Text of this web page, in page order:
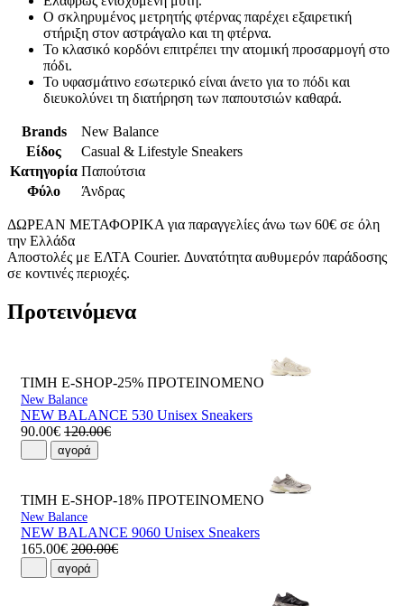
Ο σκληρυμένος μετρητής φτέρνας παρέχει εξαιρετική
στήριξη στον αστράγαλο και τη φτέρνα.
Το κλασικό κορδόνι επιτρέπει την ατομική προσαρμογή στο
πόδι.
Το υφασμάτινο εσωτερικό είναι άνετο για το πόδι και
διευκολύνει τη διατήρηση των παπουτσιών καθαρά.
Brands
New Balance
Είδος
Casual & Lifestyle Sneakers
Κατηγορία Παπούτσια
Φύλο
Άνδρας
ΔΩΡΕΑΝ ΜΕΤΑΦΟΡΙΚΑ για παραγγελίες άνω των 60€ σε όλη
την Ελλάδα
Αποστολές με ΕΛΤΑ Courier. Δυνατότητα αυθυμερόν παράδοσης
σε κοντινές περιοχές.
Προτεινόμενα
ΤΙΜΗ E-SHOP-25% ΠΡΟΤΕΙΝΟΜΕΝΟ
New Balance
NEW BALANCE 530 Unisex Sneakers
90.00€ 120.00€
αγορά
ΤΙΜΗ E-SHOP-18% ΠΡΟΤΕΙΝΟΜΕΝΟ
New Balance
NEW BALANCE 9060 Unisex Sneakers
165.00€ 200.00€
αγορά